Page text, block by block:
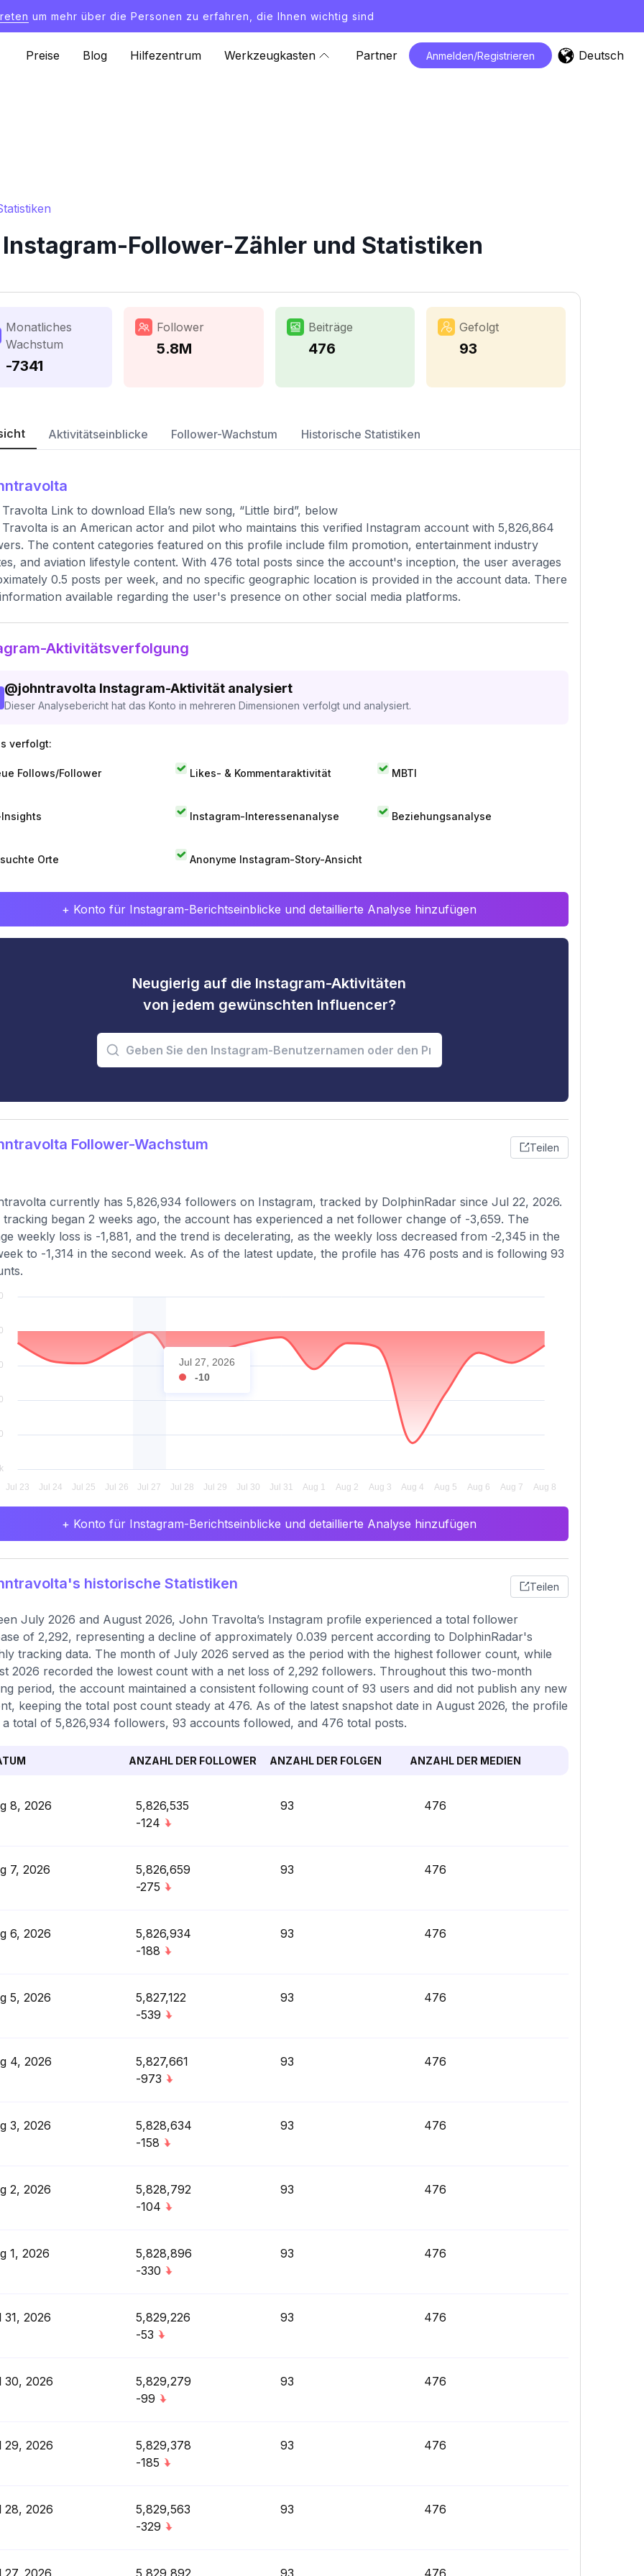
um mehr über die Personen zu erfahren, die Ihnen wichtig sind
Preise Blog Hilfezentrum Werkzeugkasten Partner Anmelden/Registrieren Deutsch
Follower-Zähler und Statistiken
Monatliches
Wachstum
-7341
Follower
5.8M
Beiträge
476
Gefolgt
93
Aktivitätseinblicke Follower-Wachstum Historische Statistiken
Link to download Ella’s new song, “Little bird”, below
is an American actor and pilot who maintains this verified Instagram account with 5,826,864
The content categories featured on this profile include film promotion, entertainment industry
and aviation lifestyle content. With 476 total posts since the account's inception, the user averages
0.5 posts per week, and no specific geographic location is provided in the account data. There
available regarding the user's presence on other social media platforms.
Aktivitätsverfolgung
@johntravolta Instagram-Aktivität analysiert
Dieser Analysebericht hat das Konto in mehreren Dimensionen verfolgt und analysiert.
verfolgt:
Follows/Follower Likes- & Kommentaraktivität MBTI
Instagram-Interessenanalyse Beziehungsanalyse
Orte Anonyme Instagram-Story-Ansicht
+ Konto für Instagram-Berichtseinblicke und detaillierte Analyse hinzufügen
Neugierig auf die Instagram-Aktivitäten
von jedem gewünschten Influencer?
Follower-Wachstum Teilen
currently has 5,826,934 followers on Instagram, tracked by DolphinRadar since Jul 22, 2026.
tracking began 2 weeks ago, the account has experienced a net follower change of -3,659. The
weekly loss is -1,881, and the trend is decelerating, as the weekly loss decreased from -2,345 in the
to -1,314 in the second week. As of the latest update, the profile has 476 posts and is following 93
Jul 27, 2026
-10
+ Konto für Instagram-Berichtseinblicke und detaillierte Analyse hinzufügen
historische Statistiken Teilen
July 2026 and August 2026, John Travolta’s Instagram profile experienced a total follower
of 2,292, representing a decline of approximately 0.039 percent according to DolphinRadar's
tracking data. The month of July 2026 served as the period with the highest follower count, while
2026 recorded the lowest count with a net loss of 2,292 followers. Throughout this two-month
period, the account maintained a consistent following count of 93 users and did not publish any new
keeping the total post count steady at 476. As of the latest snapshot date in August 2026, the profile
a total of 5,826,934 followers, 93 accounts followed, and 476 total posts.
ANZAHL DER FOLLOWER ANZAHL DER FOLGEN ANZAHL DER MEDIEN
8, 2026
5,826,535
-124
93 476
7, 2026
5,826,659
-275
93 476
6, 2026
5,826,934
-188
93 476
5, 2026
5,827,122
-539
93 476
4, 2026
5,827,661
-973
93 476
3, 2026
5,828,634
-158
93 476
2, 2026
5,828,792
-104
93 476
1, 2026
5,828,896
-330
93 476
31, 2026
5,829,226
-53
93 476
30, 2026
5,829,279
-99
93 476
29, 2026
5,829,378
-185
93 476
28, 2026
5,829,563
-329
93 476
27, 2026 5,829,892 93 476